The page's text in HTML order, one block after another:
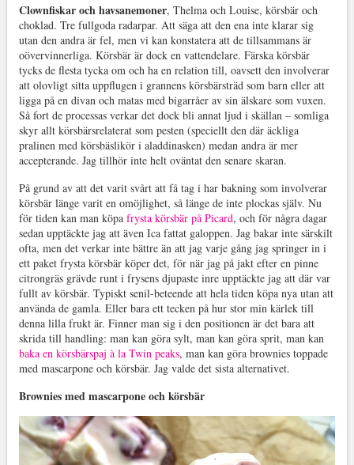
Clownfiskar och havsanemoner, Thelma och Louise, körsbär och
choklad. Tre fullgoda radarpar. Att säga att den ena inte klarar sig
utan den andra är fel, men vi kan konstatera att de tillsammans är
oövervinnerliga. Körsbär är dock en vattendelare. Färska körsbär
tycks de flesta tycka om och ha en relation till, oavsett den involverar
att olovligt sitta uppflugen i grannens körsbärsträd som barn eller att
ligga på en divan och matas med bigarråer av sin älskare som vuxen.
Så fort de processas verkar det dock bli annat ljud i skällan – somliga
skyr allt körsbärsrelaterat som pesten (speciellt den där äckliga
pralinen med körsbäslikör i aladdinasken) medan andra är mer
accepterande. Jag tillhör inte helt oväntat den senare skaran.
På grund av att det varit svårt att få tag i har bakning som involverar
körsbär länge varit en omöjlighet, så länge de inte plockas själv. Nu
för tiden kan man köpa frysta körsbär på Picard, och för några dagar
sedan upptäckte jag att även Ica fattat galoppen. Jag bakar inte särskilt
ofta, men det verkar inte bättre än att jag varje gång jag springer in i
ett paket frysta körsbär köper det, för när jag på jakt efter en pinne
citrongräs grävde runt i frysens djupaste inre upptäckte jag att där var
fullt av körsbär. Typiskt senil-beteende att hela tiden köpa nya utan att
använda de gamla. Eller bara ett tecken på hur stor min kärlek till
denna lilla frukt är. Finner man sig i den positionen är det bara att
skrida till handling: man kan göra sylt, man kan göra sprit, man kan
baka en körsbärspaj à la Twin peaks, man kan göra brownies toppade
med mascarpone och körsbär. Jag valde det sista alternativet.
Brownies med mascarpone och körsbär